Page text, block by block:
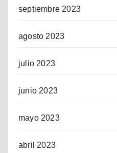
septiembre 2023
agosto 2023
julio 2023
junio 2023
mayo 2023
abril 2023